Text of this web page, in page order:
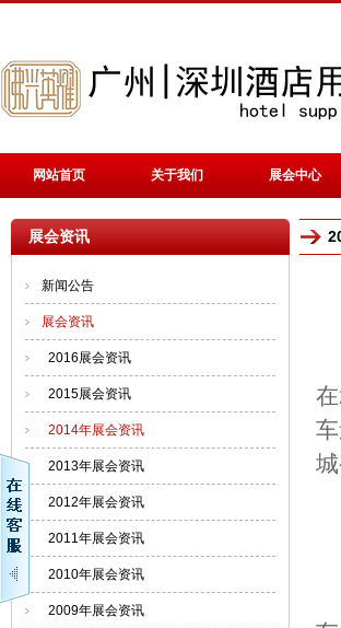
网站首页 关于我们 展会中心
展会资讯
新闻公告
展会资讯
2016展会资讯
2015展会资讯
2014年展会资讯
2013年展会资讯
2012年展会资讯
2011年展会资讯
2010年展会资讯
2009年展会资讯